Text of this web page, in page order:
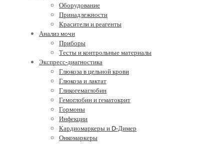
Оборудование
Принадлежности
Красители и реагенты
Анализ мочи
Приборы
Тесты и контрольные материалы
Экспресс-диагностика
Глюкоза в цельной крови
Глюкоза и лактат
Гликогемаглобин
Гемоглобин и гематокрит
Гормоны
Инфекции
Кардиомаркеры и D-Димер
Онкомаркеры